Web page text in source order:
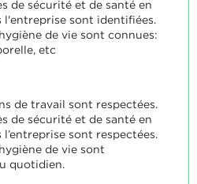
de sécurité et de santé en
l'entreprise sont identifiées.
de vie sont connues:
etc
de travail sont respectées.
de sécurité et de santé en
sont respectées.
de vie sont
quotidien.